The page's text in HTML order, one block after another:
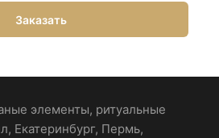
Заказать
элементы, ритуальные
Екатеринбург, Пермь,